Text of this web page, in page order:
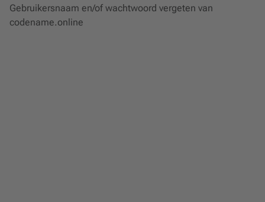
Gebruikersnaam en/of wachtwoord vergeten van
codename.online